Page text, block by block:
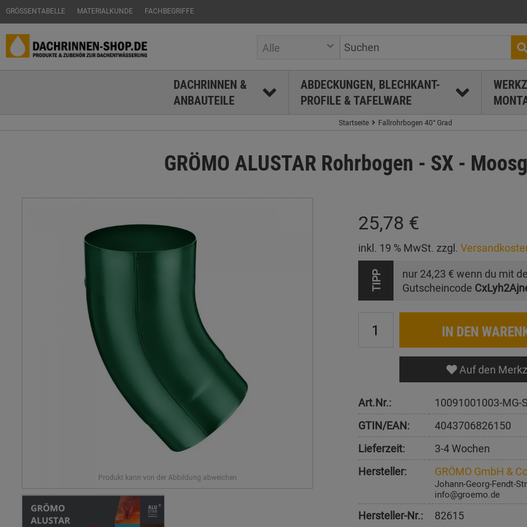
GRÖSSENTABELLE MATERIALKUNDE FACHBEGRIFFE
Alle
DACHRINNEN &
ANBAUTEILE
ABDECKUNGEN, BLECHKANT-
PROFILE & TAFELWARE
Startseite Fallrohrbogen 40° Grad
GRÖMO ALUSTAR Rohrbogen - SX -
25,78 €
inkl. 19 % MwSt. zzgl.
TIPP nur 24,23 € wenn du mit
Gutscheincode
IN DEN
Auf den
Art.Nr.:
10091001003-MG-
GTIN/EAN:
4043706826150
Lieferzeit:
3-4 Wochen
Hersteller:
GRÖMO GmbH &
Johann-Georg-Fendt-
info@groemo.de
Hersteller-Nr.: 82615